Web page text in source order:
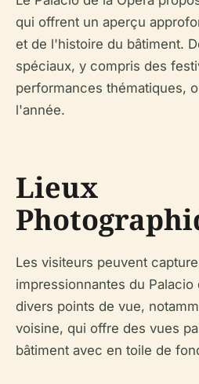
qui offrent un aperçu
et de l'histoire du bâtiment.
spéciaux, y compris des
performances thématiques,
l'année.
Lieux
Les visiteurs peuvent
impressionnantes du Palacio
divers points de vue,
voisine, qui offre des vues
bâtiment avec en toile de